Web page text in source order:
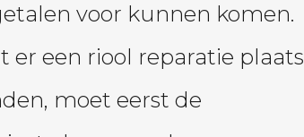
voor kunnen komen.
er een riool reparatie plaats
moet eerst de